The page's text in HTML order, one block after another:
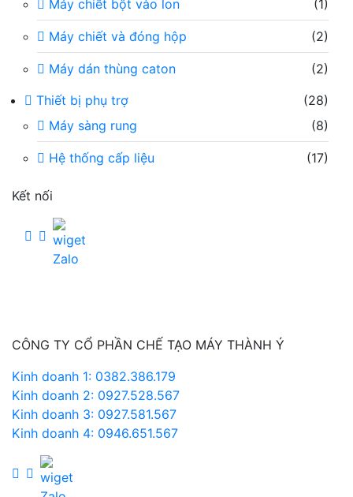
Máy chiết bột vào lon (1)
Máy chiết và đóng hộp (2)
Máy dán thùng caton
(2)
Thiết bị phụ trợ
(28)
Máy sàng rung
(8)
Hệ thống cấp liệu (17)
Kết nối
CÔNG TY CỔ PHẦN CHẾ TẠO MÁY THÀNH Ý
Kinh doanh 1: 0382.386.179
Kinh doanh 2: 0927.528.567
Kinh doanh 3: 0927.581.567
Kinh doanh 4: 0946.651.567